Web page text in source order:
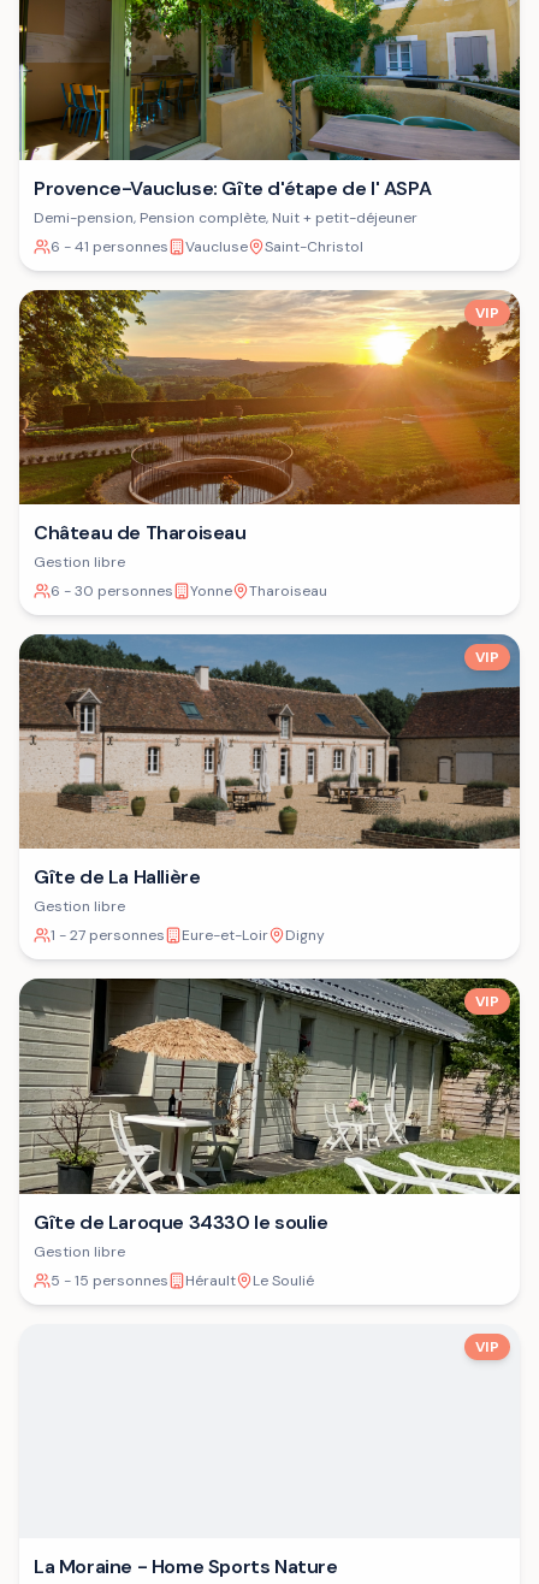
Provence-Vaucluse: Gîte d'étape de l' ASPA
Demi-pension, Pension complète, Nuit + petit-déjeuner
6 - 41 personnes
Vaucluse Saint-Christol
VIP
Château de Tharoiseau
Gestion libre
6 - 30 personnes
Yonne Tharoiseau
VIP
Gîte de La Hallière
Gestion libre
1 - 27 personnes
Eure-et-Loir Digny
VIP
Gîte de Laroque 34330 le soulie
Gestion libre
5 - 15 personnes
Hérault Le Soulié
VIP
La Moraine - Home Sports Nature